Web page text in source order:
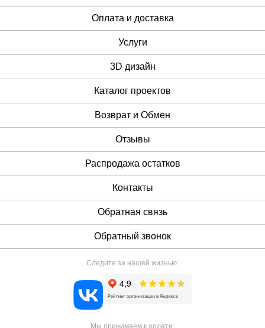
Оплата и доставка
Услуги
3D дизайн
Каталог проектов
Возврат и Обмен
Отзывы
Распродажа остатков
Контакты
Обратная связь
Обратный звонок
Следите за нашей жизнью: